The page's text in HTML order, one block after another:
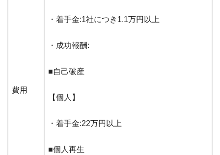
費用
・着手金:1社につき1.1万円以上
・成功報酬:
■自己破産
【個人】
・着手金:22万円以上
■個人再生